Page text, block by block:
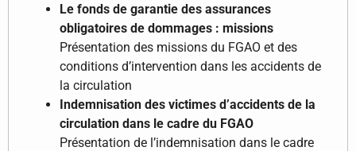
Le fonds de garantie des assurances
obligatoires de dommages : missions
Présentation des missions du FGAO et des
conditions d’intervention dans les accidents de
la circulation
Indemnisation des victimes d’accidents de la
circulation dans le cadre du FGAO
Présentation de l’indemnisation dans le cadre